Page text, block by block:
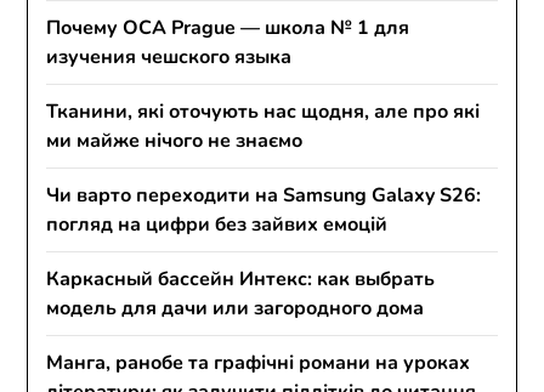
Почему OCA Prague — школа № 1 для
изучения чешского языка
Тканини, які оточують нас щодня, але про які
ми майже нічого не знаємо
Чи варто переходити на Samsung Galaxy S26:
погляд на цифри без зайвих емоцій
Каркасный бассейн Интекс: как выбрать
модель для дачи или загородного дома
Манга, ранобе та графічні романи на уроках